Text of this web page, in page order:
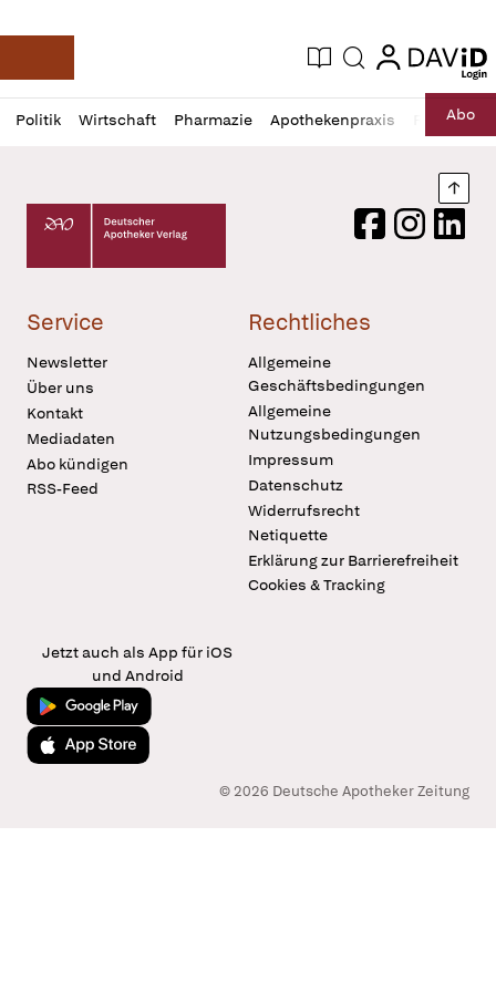
Deutsche Apotheker Zeitung
Aktuelle Ausgabe
Suche login
login
Politik Wirtschaft Pharmazie Apothekenpraxis RechtAbo
Profil
öffnen
Daz
Pur
Deutscher Apotheker Verlag Logo
FacebookInstagram
Service
Newsletter
Über uns
Kontakt
Mediadaten
Abo kündigen
RSS-Feed
Rechtliches
Allgemeine
Geschäftsbedingungen
Allgemeine
Nutzungsbedingungen
Impressum
Datenschutz
Widerrufsrecht
Netiquette
Erklärung zur Barrierefreiheit
Cookies & Tracking
Jetzt auch als App für iOS
und Android
Jetzt bei Google Play
Laden im App Store
© 2026 Deutsche Apotheker Zeitung